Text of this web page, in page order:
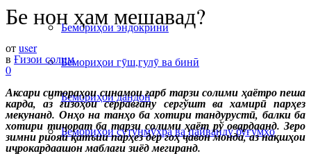
Бемориҳои эндокринӣ
Бемориҳои гӯш,гулӯ ва бинӣ
Бемориҳои дандон
Бемориҳои сутунмӯҳра ва пайванду буғумҳо
Бе нон ҳам мешавад?
отuser
в Ғизои солим
0
Аксари ситораҳои синамои ғарб тарзи солими ҳаётро пеша
карда, аз ғизоҳои серравғану сергўшт ва хамирӣ парҳез
мекунанд. Онҳо на танҳо ба хотири тандурустӣ, балки ба
хотири тиҷорат ба тарзи солими ҳаёт рў овардаанд. Зеро
зимни риояи қатъии парҳез дер гоҳ ҷавон монда, аз нақшҳои
иҷрокардаашон маблағи зиёд мегиранд.